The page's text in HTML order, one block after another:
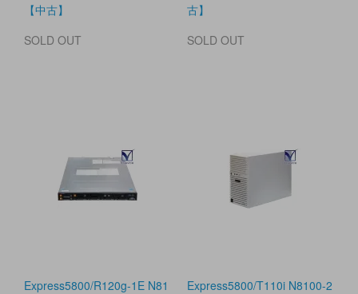
【中古】
SOLD OUT
古】
SOLD OUT
Express5800/R120g-1E N81
Express5800/T110i N8100-2